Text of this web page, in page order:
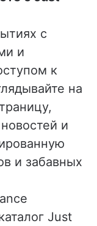
с
и
к
на
и
и забавных
Just